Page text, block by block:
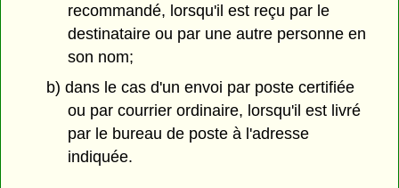
recommandé, lorsqu'il est reçu par le
destinataire ou par une autre personne en
son nom;
b) dans le cas d'un envoi par poste certifiée
ou par courrier ordinaire, lorsqu'il est livré
par le bureau de poste à l'adresse
indiquée.